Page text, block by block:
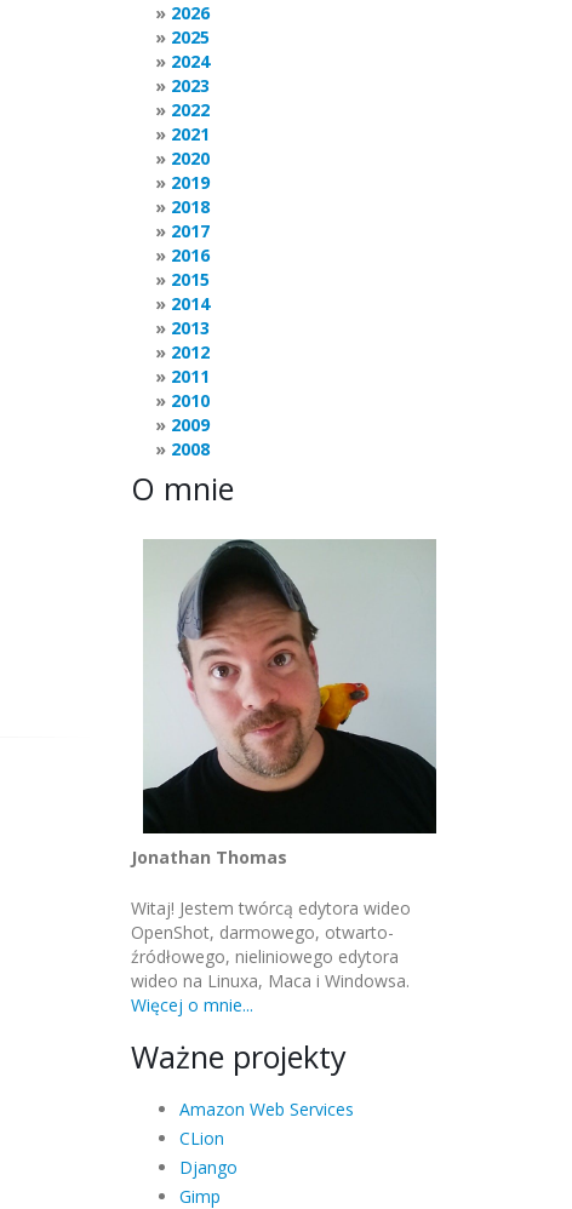
2026
2025
2024
2023
2022
2021
2020
2019
2018
2017
2016
2015
2014
2013
2012
2011
2010
2009
2008
O mnie
Jonathan Thomas
Witaj! Jestem twórcą edytora wideo
OpenShot, darmowego, otwarto-
źródłowego, nieliniowego edytora
wideo na Linuxa, Maca i Windowsa.
Więcej o mnie...
Ważne projekty
Amazon Web Services
CLion
Django
Gimp